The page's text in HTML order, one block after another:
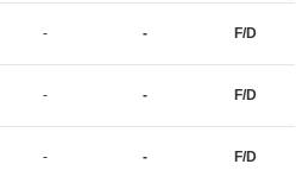
- - F/D
- - F/D
- - F/D